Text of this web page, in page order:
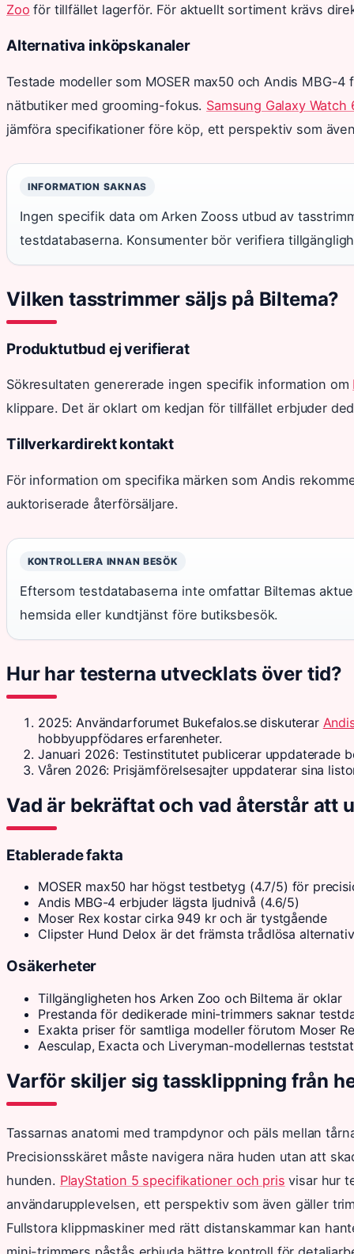
Zoo för tillfället lagerför. För aktuellt sortiment krävs
Alternativa inköpskanaler
Testade modeller som MOSER max50 och Andis MBG-
nätbutiker med grooming-fokus. Samsung Galaxy
jämföra specifikationer före köp, ett perspektiv som
INFORMATION SAKNAS
Ingen specifik data om Arken Zooss utbud av
testdatabaserna. Konsumenter bör verifiera
Vilken tasstrimmer säljs på Biltema?
Produktutbud ej verifierat
Sökresultaten genererade ingen specifik information om
klippare. Det är oklart om kedjan för tillfället erbjuder
Tillverkardirekt kontakt
För information om specifika märken som Andis
auktoriserade återförsäljare.
KONTROLLERA INNAN BESÖK
Eftersom testdatabaserna inte omfattar Biltemas
hemsida eller kundtjänst före butiksbesök.
Hur har testerna utvecklats över tid?
2025: Användarforumet Bukefalos.se diskuterar
hobbyuppfödares erfarenheter.
Januari 2026: Testinstitutet publicerar uppdaterade
Våren 2026: Prisjämförelsesajter uppdaterar sina
Vad är bekräftat och vad återstår att
Etablerade fakta
MOSER max50 har högst testbetyg (4.7/5) för
Andis MBG-4 erbjuder lägsta ljudnivå (4.6/5)
Moser Rex kostar cirka 949 kr och är tystgående
Clipster Hund Delox är det främsta trådlösa
Osäkerheter
Tillgängligheten hos Arken Zoo och Biltema är oklar
Prestanda för dedikerade mini-trimmers saknar
Exakta priser för samtliga modeller förutom Moser
Aesculap, Exacta och Liveryman-modellernas
Varför skiljer sig tassklippning från
Tassarnas anatomi med trampdynor och päls mellan
Precisionsskäret måste navigera nära huden utan att
hunden. PlayStation 5 specifikationer och pris visar hur
användarupplevelsen, ett perspektiv som även gäller
Fullstora klippmaskiner med rätt distanskammar kan